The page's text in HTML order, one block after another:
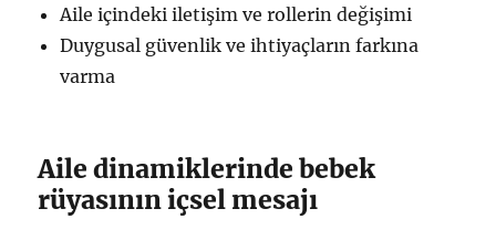
Aile içindeki iletişim ve rollerin değişimi
Duygusal güvenlik ve ihtiyaçların farkına
varma
Aile dinamiklerinde bebek
rüyasının içsel mesajı